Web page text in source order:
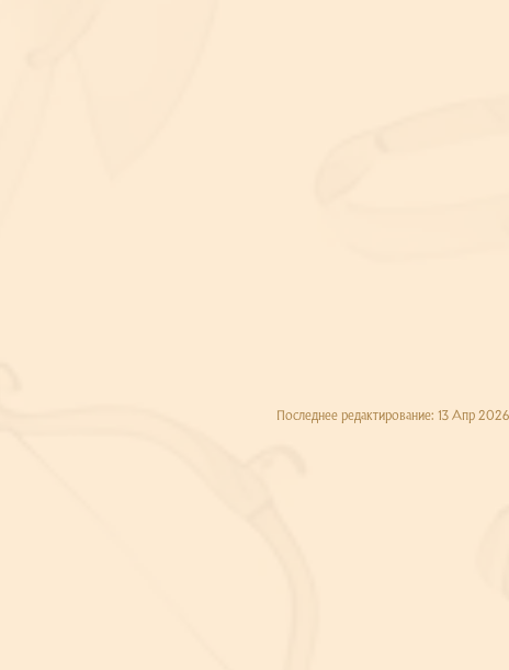
Последнее редактирование: 13 Апр 2026